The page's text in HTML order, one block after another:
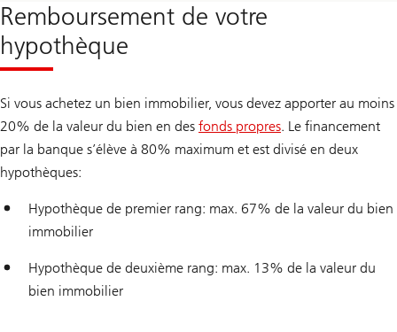
Remboursement de votre
hypothèque
Si vous achetez un bien immobilier, vous devez apporter au moins
20% de la valeur du bien en des fonds propres. Le financement
par la banque s’élève à 80% maximum et est divisé en deux
hypothèques:
Hypothèque de premier rang: max. 67% de la valeur du bien
immobilier
Hypothèque de deuxième rang: max. 13% de la valeur du
bien immobilier